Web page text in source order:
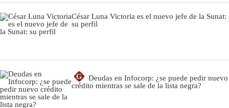
César Luna Victoria es el nuevo jefe de la Sunat:
su perfil
G
Deudas en Infocorp: ¿se puede pedir nuevo
crédito mientras se sale de la lista negra?